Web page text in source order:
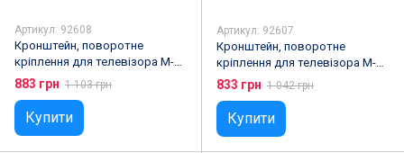
Артикул: 92608
Кронштейн, поворотне
кріплення для телевізора M-56
(26"-65") на стіну з поворотом
на 120º
883 грн 1 103 грн
Купити
Артикул: 92607
Кронштейн, поворотне
кріплення для телевізора M-55
(26"-65") на стіну з поворотом
на 120º
833 грн 1 042 грн
Купити